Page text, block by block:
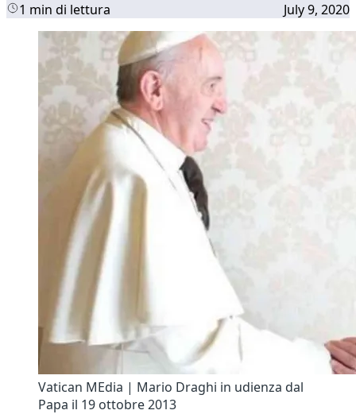
1 min di lettura July 9, 2020
Vatican MEdia | Mario Draghi in udienza dal
Papa il 19 ottobre 2013